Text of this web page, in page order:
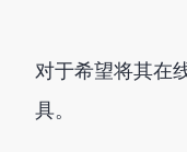
对于希望将其在
具。